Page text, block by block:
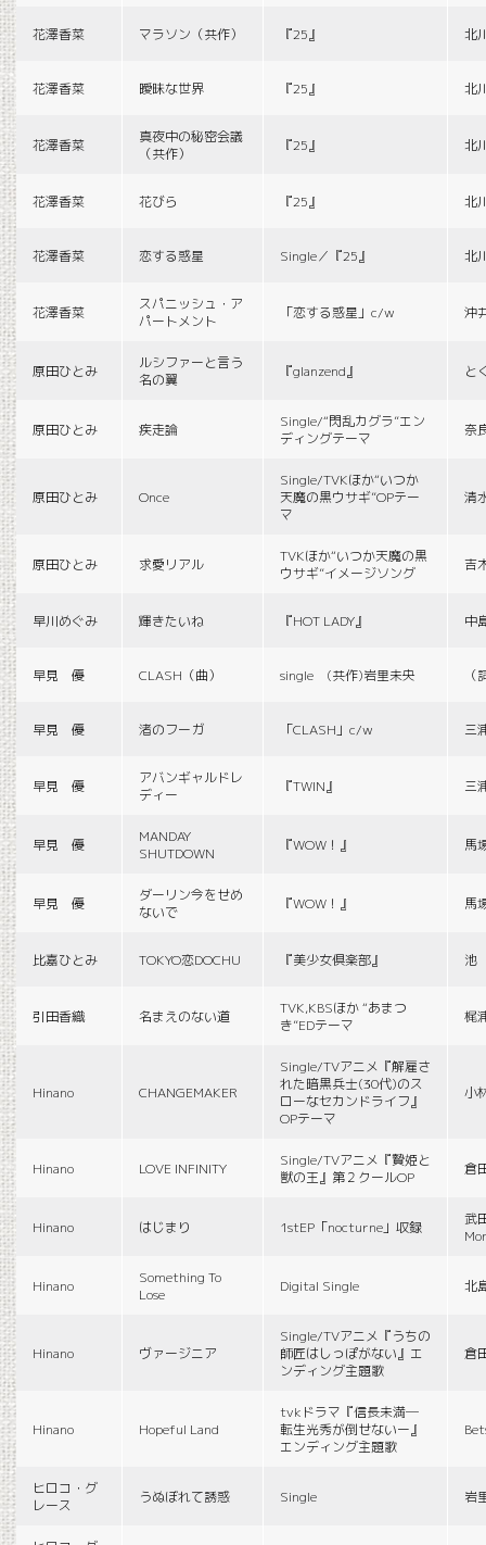
花澤香菜 マラソン（共作） 『25』 北
花澤香菜 曖昧な世界 『25』 北
花澤香菜
真夜中の秘密会議
（共作）
『25』 北
花澤香菜 花びら 『25』 北
花澤香菜 恋する惑星 Single／『25』 北
花澤香菜
スパニッシュ・ア
パートメント
「恋する惑星」c/w 沖
原田ひとみ
ルシファーと言う
名の翼
『glanzend』 と
原田ひとみ 疾走論
Single/“閃乱カグラ”エン
ディングテーマ
奈
原田ひとみ Once
Single/TVKほか“いつか
天魔の黒ウサギ”OPテー
マ
清
原田ひとみ 求愛リアル
TVKほか“いつか天魔の黒
ウサギ”イメージソング
吉
早川めぐみ 輝きたいね 『HOT LADY』 中
早見 優 CLASH（曲） single (共作)岩里未央
早見 優 渚のフーガ 「CLASH」c/w 三
早見 優
アバンギャルドレ
ディー
『TWIN』 三
早見 優
MANDAY
SHUTDOWN
『WOW！』 馬
早見 優
ダーリン今をせめ
ないで
『WOW！』 馬
比嘉ひとみ TOKYO恋DOCHU 『美少女倶楽部』 池
引田香織 名まえのない道
TVK,KBSほか “あまつ
き”EDテーマ
梶
Hinano CHANGEMAKER
Single/TVアニメ『解雇さ
れた暗黒兵士(30代)のス
ローなセカンドライフ』
OPテーマ
小
Hinano LOVE INFINITY
Single/TVアニメ『贄姫と
獣の王』第２クールOP
倉
Hinano はじまり 1stEP「nocturne」収録
武
Hinano
Something To
Lose
Digital Single 北
Hinano ヴァージニア
Single/TVアニメ『うちの
師匠はしっぽがない』エ
ンディング主題歌
倉
Hinano Hopeful Land
tvkドラマ『信長未満―
転生光秀が倒せないー』
エンディング主題歌
ヒロコ・グ
レース
うぬぼれて誘惑 Single 岩